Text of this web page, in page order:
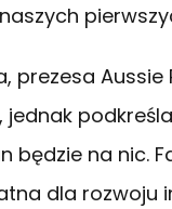
prezesa
będzie na nic.
dla rozwoju